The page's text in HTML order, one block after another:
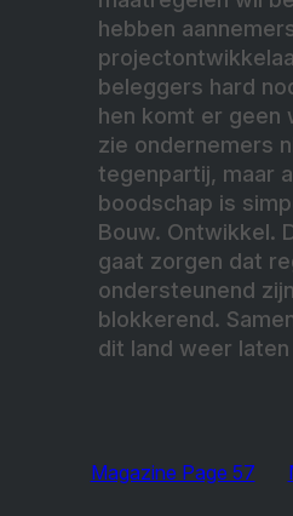
hebben
beleggers hard
hen komt er geen
zie ondernemers
tegenpartij, maar
boodschap is
Bouw. Ontwikkel.
gaat zorgen dat
ondersteunend
blokkerend.
dit land weer laten
Magazine Page 57